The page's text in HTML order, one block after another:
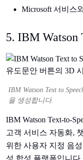
Microsoft 서비스
5. IBM Watson
IBM Watson Text to
을 생성합니다.
IBM Watson Text-to-
고객 서비스 자동화,
위한 사용자 지정 음